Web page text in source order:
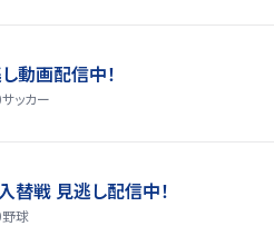
動画配信中！
サッカー
替戦 見逃し配信中！
野球